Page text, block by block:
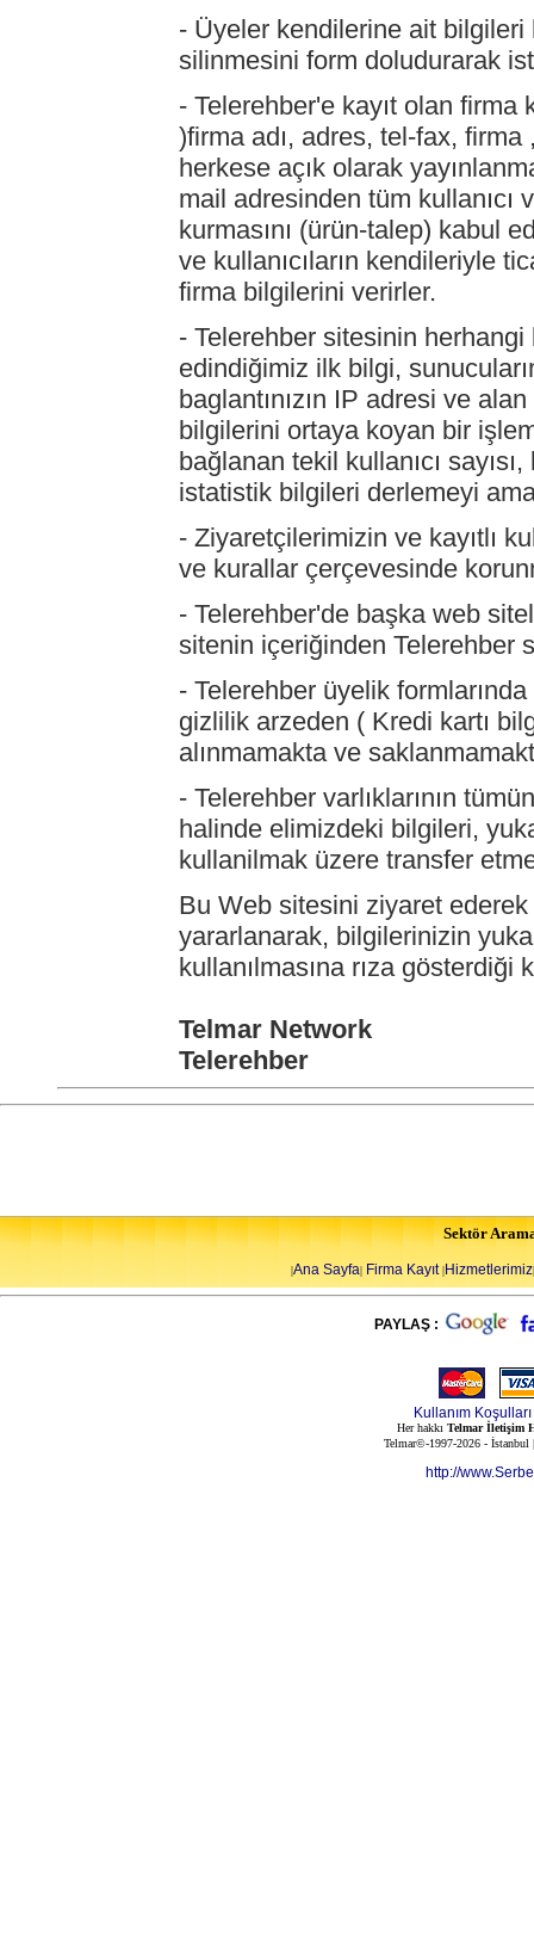
- Üyeler kendilerine ait
silinmesini form doludurarak
- Telerehber'e kayıt olan
)firma adı, adres, tel-fax,
herkese açık olarak
mail adresinden tüm kullanıcı
kurmasını (ürün-talep) kabul
ve kullanıcıların kendileriyle
firma bilgilerini verirler.
- Telerehber sitesinin herhangi
edindiğimiz ilk bilgi,
baglantınızın IP adresi ve
bilgilerini ortaya koyan bir
bağlanan tekil kullanıcı
istatistik bilgileri derlemeyi
- Ziyaretçilerimizin ve kayıtlı
ve kurallar çerçevesinde
- Telerehber'de başka web
sitenin içeriğinden Telerehber
- Telerehber üyelik
gizlilik arzeden ( Kredi kartı
alınmamakta ve
- Telerehber varlıklarının
halinde elimizdeki bilgileri,
kullanilmak üzere transfer
Bu Web sitesini ziyaret
yararlanarak, bilgilerinizin
kullanılmasına rıza gösterdiği
Telmar Network
Telerehber
Sektör
|Ana Sayfa| Firma Kayıt|Hizmetlerimiz|
PAYLAŞ :
Kullanım Koşulları
Her hakkı Telmar İletişim
Telmar©-1997-2026 -
http://